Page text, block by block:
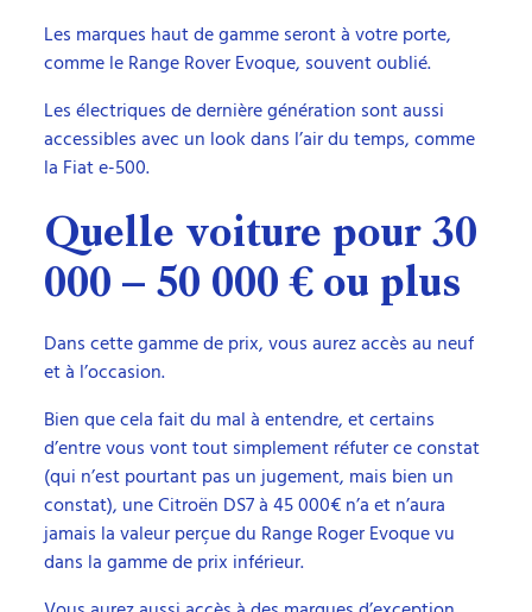
Les marques haut de gamme seront à votre porte,
comme le Range Rover Evoque, souvent oublié.
Les électriques de dernière génération sont aussi
accessibles avec un look dans l’air du temps, comme
la Fiat e-500.
Quelle voiture pour 30
000 – 50 000 € ou plus
Dans cette gamme de prix, vous aurez accès au neuf
et à l’occasion.
Bien que cela fait du mal à entendre, et certains
d’entre vous vont tout simplement réfuter ce constat
(qui n’est pourtant pas un jugement, mais bien un
constat), une Citroën DS7 à 45 000€ n’a et n’aura
jamais la valeur perçue du Range Roger Evoque vu
dans la gamme de prix inférieur.